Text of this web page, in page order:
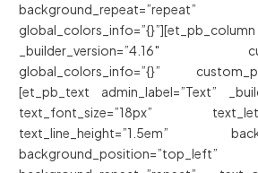
_builder_version=”4.16″
global_colors_info=”{}”
[et_pb_text admin_label=”Text”
text_font_size=”18px”
text_line_height=”1.5em”
background_position=”top_left”